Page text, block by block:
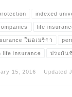
indexed
life
ในอเมริกา
life insurance ประกัน
15, 2016 Updated